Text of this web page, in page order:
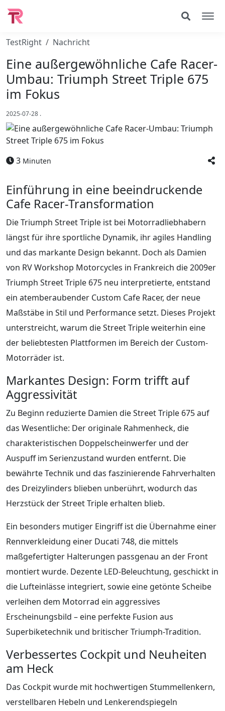
TestRight Nachricht
Eine außergewöhnliche Cafe Racer-
Umbau: Triumph Street Triple 675
im Fokus
2025-07-28 .
3 Minuten
Einführung in eine beeindruckende
Cafe Racer-Transformation
Die Triumph Street Triple ist bei Motorradliebhabern
längst für ihre sportliche Dynamik, ihr agiles Handling
und das markante Design bekannt. Doch als Damien
von RV Workshop Motorcycles in Frankreich die 2009er
Triumph Street Triple 675 neu interpretierte, entstand
ein atemberaubender Custom Cafe Racer, der neue
Maßstäbe in Stil und Performance setzt. Dieses Projekt
unterstreicht, warum die Street Triple weiterhin eine
der beliebtesten Plattformen im Bereich der Custom-
Motorräder ist.
Markantes Design: Form trifft auf
Aggressivität
Zu Beginn reduzierte Damien die Street Triple 675 auf
das Wesentliche: Der originale Rahmenheck, die
charakteristischen Doppelscheinwerfer und der
Auspuff im Serienzustand wurden entfernt. Die
bewährte Technik und das faszinierende Fahrverhalten
des Dreizylinders blieben unberührt, wodurch das
Herzstück der Street Triple erhalten blieb.
Ein besonders mutiger Eingriff ist die Übernahme einer
Rennverkleidung einer Ducati 748, die mittels
maßgefertigter Halterungen passgenau an der Front
montiert wurde. Dezente LED-Beleuchtung, geschickt in
die Lufteinlässe integriert, sowie eine getönte Scheibe
verleihen dem Motorrad ein aggressives
Erscheinungsbild – eine perfekte Fusion aus
Superbiketechnik und britischer Triumph-Tradition.
Verbessertes Cockpit und Neuheiten
am Heck
Das Cockpit wurde mit hochwertigen Stummellenkern,
verstellbaren Hebeln und Lenkerendspiegeln